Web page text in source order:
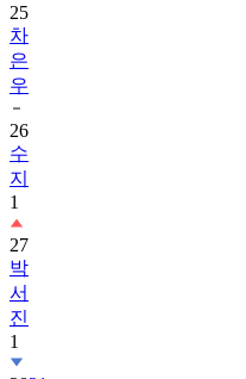
25
차
은
우
26
수
지
1
27
박
서
진
1